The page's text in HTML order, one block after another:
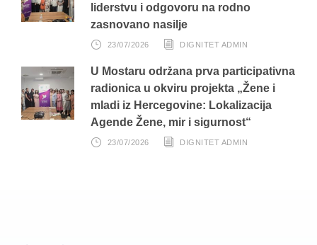
liderstvu i odgovoru na rodno
zasnovano nasilje
23/07/2026 DIGNITET ADMIN
U Mostaru održana prva participativna
radionica u okviru projekta „Žene i
mladi iz Hercegovine: Lokalizacija
Agende Žene, mir i sigurnost“
23/07/2026 DIGNITET ADMIN